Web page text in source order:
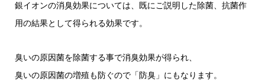
銀イオンの消臭効果については、既にご説明した除菌、抗菌作
用の結果として得られる効果です。
臭いの原因菌を除菌する事で消臭効果が得られ、
臭いの原因菌の増殖も防ぐので「防臭」にもなります。